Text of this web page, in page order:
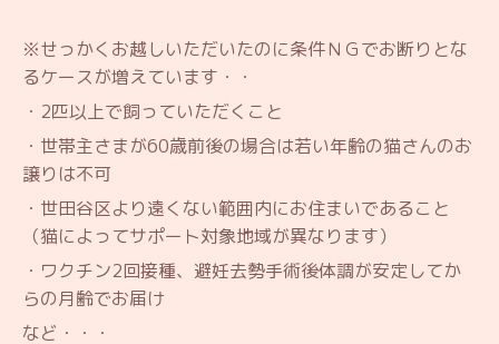
※せっかくお越しいただいたのに条件ＮＧでお断りとな
るケースが増えています・・
・2匹以上で飼っていただくこと
・世帯主さまが60歳前後の場合は若い年齢の猫さんのお
譲りは不可
・世田谷区より遠くない範囲内にお住まいであること
（猫によってサポート対象地域が異なります）
・ワクチン2回接種、避妊去勢手術後体調が安定してか
らの月齢でお届け
など・・・